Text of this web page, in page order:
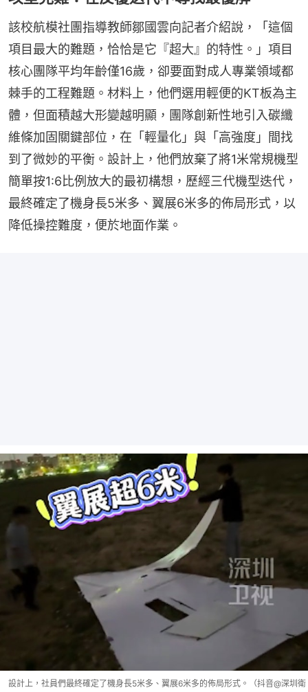
該校航模社團指導教師鄒國雲向記者介紹說，「這個
項目最大的難題，恰恰是它『超大』的特性。」項目
核心團隊平均年齡僅16歲，卻要面對成人專業領域都
棘手的工程難題。材料上，他們選用輕便的KT板為主
體，但面積越大形變越明顯，團隊創新性地引入碳纖
維條加固關鍵部位，在「輕量化」與「高強度」間找
到了微妙的平衡。設計上，他們放棄了將1米常規機型
簡單按1:6比例放大的最初構想，歷經三代機型迭代，
最終確定了機身長5米多、翼展6米多的佈局形式，以
降低操控難度，便於地面作業。
設計上，社員們最終確定了機身長5米多、翼展6米多的佈局形式。（抖音@深圳衛